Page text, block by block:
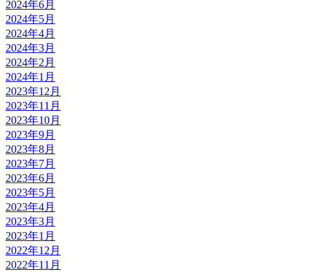
2024年6月
2024年5月
2024年4月
2024年3月
2024年2月
2024年1月
2023年12月
2023年11月
2023年10月
2023年9月
2023年8月
2023年7月
2023年6月
2023年5月
2023年4月
2023年3月
2023年1月
2022年12月
2022年11月